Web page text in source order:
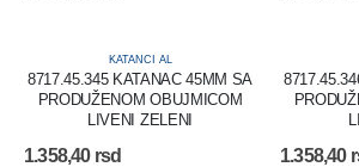
KATANCI AL
8717.45.345 KATANAC 45MM SA
PRODUŽENOM OBUJMICOM
LIVENI ZELENI
1.358,40 rsd 1.358,40